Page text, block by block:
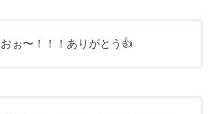
おぉ〜！！！ありがとう👍